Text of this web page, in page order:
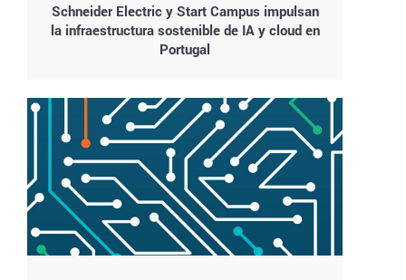
Schneider Electric y Start Campus impulsan
la infraestructura sostenible de IA y cloud en
Portugal